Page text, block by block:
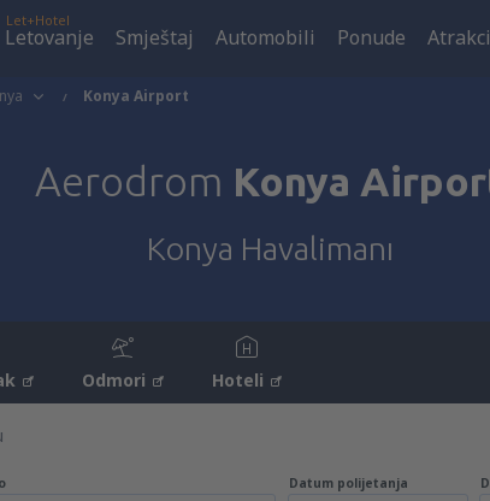
Let+Hotel
Letovanje Smještaj Automobili Ponude
Konya Airport
Aerodrom Konya
Konya Havalimanı
Odmori Hoteli
Datum polijetanja